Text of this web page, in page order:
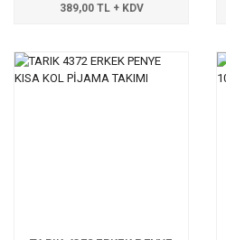
389,00 TL + KDV